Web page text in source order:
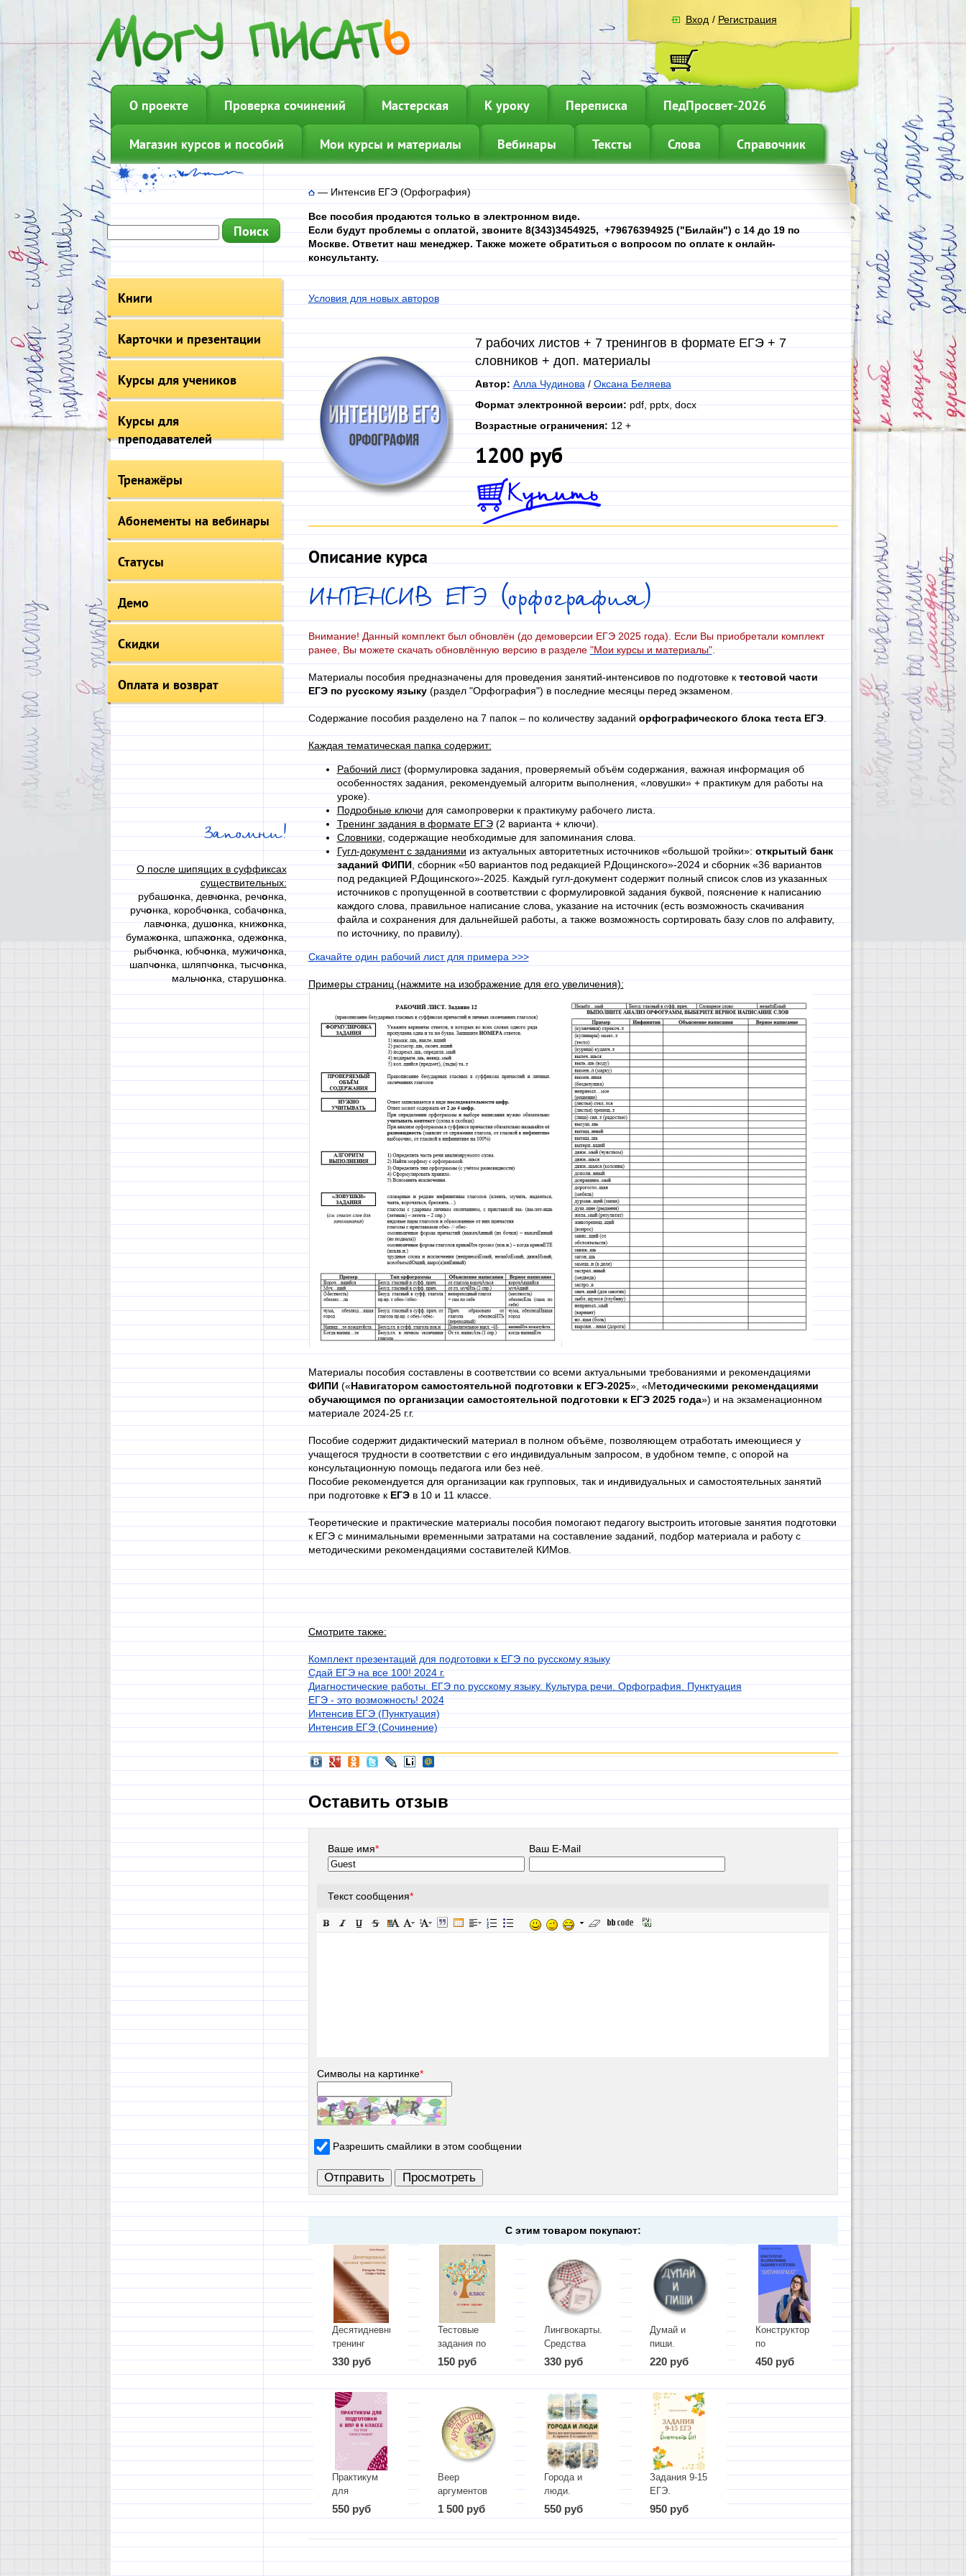
Вход / Регистрация
О проекте Проверка сочинений Мастерская К уроку Переписка ПедПросвет-2026
Магазин курсов и пособий Мои курсы и материалы Вебинары Тексты Слова Справочник
Книги
Карточки и презентации
Курсы для учеников
Курсы для
преподавателей
Тренажёры
Абонементы на вебинары
Статусы
Демо
Скидки
Оплата и возврат
Запомни!
О после шипящих в суффиксах
существительных:
рубашонка, девчонка, речонка,
ручонка, коробчонка, собачонка,
лавчонка, душонка, книжонка,
бумажонка, шпажонка, одежонка,
рыбчонка, юбчонка, мужичонка,
шапчонка, шляпчонка, тысчонка,
мальчонка, старушонка.
—Интенсив ЕГЭ (Орфография)
Все пособия продаются только в электронном виде.
Если будут проблемы с оплатой, звоните 8(343)3454925, +79676394925 ("Билайн") с 14 до 19 по
Москве. Ответит наш менеджер. Также можете обратиться с вопросом по оплате к онлайн-
консультанту.
Условия для новых авторов
7 рабочих листов + 7 тренингов в формате ЕГЭ + 7
словников + доп. материалы
Автор: Алла Чудинова / Оксана Беляева
Формат электронной версии: pdf, pptx, docx
Возрастные ограничения: 12 +
1200 руб
Описание курса
ИНТЕНСИВ ЕГЭ (орфография)
Внимание! Данный комплект был обновлён (до демоверсии ЕГЭ 2025 года). Если Вы приобретали комплект
ранее, Вы можете скачать обновлённую версию в разделе"Мои курсы и материалы".
Материалы пособия предназначены для проведения занятий-интенсивов по подготовке ктестовой части
ЕГЭ по русскому языку(раздел "Орфография") в последние месяцы перед экзаменом.
Содержание пособия разделено на 7 папок – по количеству заданий орфографического блока теста ЕГЭ.
Каждая тематическая папка содержит:
Рабочий лист(формулировка задания, проверяемый объём содержания, важная информация об
особенностях задания, рекомендуемый алгоритм выполнения, «ловушки» + практикум для работы на
уроке).
Подробные ключидля самопроверки к практикуму рабочего листа.
Тренинг задания в формате ЕГЭ(2 варианта + ключи).
Словники, содержащие необходимые для запоминания слова.
Гугл-документ с заданиямииз актуальных авторитетных источников «большой тройки»:открытый банк
заданий ФИПИ, сборник «50 вариантов под редакцией Р.Дощинского»-2024 и сборник «36 вариантов
под редакцией Р.Дощинского»-2025. Каждый гугл-документ содержит полный список слов из указанных
источников с пропущенной в соответствии с формулировкой задания буквой, пояснение к написанию
каждого слова, правильное написание слова, указание на источник (есть возможность скачивания
файла и сохранения для дальнейшей работы, а также возможность сортировать базу слов по алфавиту,
по источнику, по правилу).
Скачайте один рабочий лист для примера >>>
Примеры страниц (нажмите на изображение для его увеличения):
Материалы пособия составлены в соответствии со всеми актуальными требованиями и рекомендациями
ФИПИ(«Навигатором самостоятельной подготовки к ЕГЭ-2025», «Методическими рекомендациями
обучающимся по организации самостоятельной подготовки к ЕГЭ 2025 года») и на экзаменационном
материале 2024-25 г.г.
Пособие содержит дидактический материал в полном объёме, позволяющем отработать имеющиеся у
учащегося трудности в соответствии с его индивидуальным запросом, в удобном темпе, с опорой на
консультационную помощь педагога или без неё.
Пособие рекомендуется для организации как групповых, так и индивидуальных и самостоятельных занятий
при подготовке кЕГЭв 10 и 11 классе.
Теоретические и практические материалы пособия помогают педагогу выстроить итоговые занятия подготовки
к ЕГЭ с минимальными временными затратами на составление заданий, подбор материала и работу с
методическими рекомендациями составителей КИМов.
Смотрите также:
Комплект презентаций для подготовки к ЕГЭ по русскому языку
Сдай ЕГЭ на все 100! 2024 г.
Диагностические работы. ЕГЭ по русскому языку. Культура речи. Орфография. Пунктуация
ЕГЭ - это возможность! 2024
Интенсив ЕГЭ (Пунктуация)
Интенсив ЕГЭ (Сочинение)
Оставить отзыв
Ваше имя* Ваш E-Mail
Текст сообщения*
Символы на картинке*
Разрешить смайлики в этом сообщении
С этим товаром покупают:
Десятидневный
тренинг
грамотности
330 руб
Тестовые
задания по
русскому
языку. 6
150 руб
Лингвокарты.
Средства
художественной
выразительности
330 руб
Думай и
пиши.
Задания для
7-8 классов
220 руб
Конструктор
по
орфографии.
Антиформат
450 руб
Практикум
для
подготовки к
ВПР по
русскому
языку (6
класс).
550 руб
Веер
аргументов
1 500 руб
Города и
люди.
Тексты для
пунктуационного
анализа. 21
задание ЕГЭ
550 руб
Задания 9-15
ЕГЭ.
Вспомнить
всё
950 руб